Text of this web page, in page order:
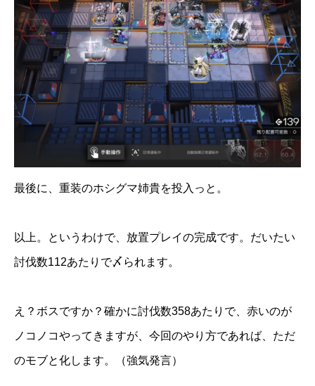
最後に、重装のホシグマ姉貴を投入っと。
以上。というわけで、放置プレイの完成です。だいたい
討伐数112あたりで〆られます。
え？ボスですか？確かに討伐数358あたりで、赤いのが
ノコノコやってきますが、今回のやり方であれば、ただ
のモブと化します。（強気発言）